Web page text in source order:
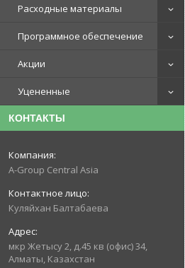
Расходные материалы
Программное обеспечение
Акции
Уцененные
КОНТАКТЫ
A-Group Central Asia
Куляйхан Балтабаева
мкр Жетысу 2, д.45 кв (офис) 34,
Алматы, Казахстан